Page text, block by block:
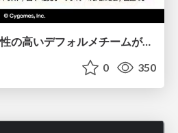
【CEDEC2026】専門性の高いデフォルメチームが挑んだ人材育成戦略 〜Cygames Academiaの企画から実施まで〜
0 350